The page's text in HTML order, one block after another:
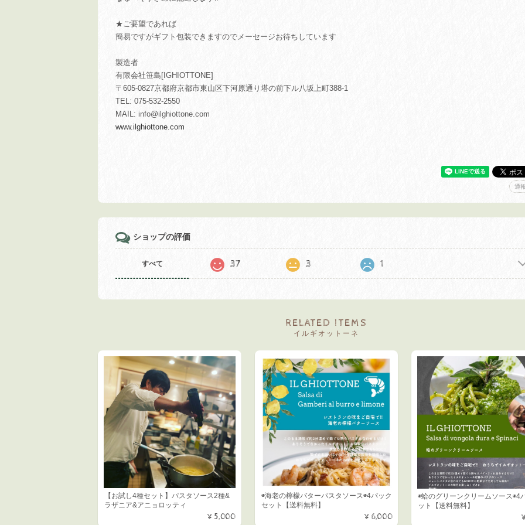
★ご要望であれば
簡易ですがギフト包装できますのでメーセージお待ちしています
製造者
有限会社笹島[IGHIOTTONE]
〒605-0827京都府京都市東山区下河原通り塔の前下ル八坂上町388-1
TEL: 075-532-2550
MAIL: info@ilghiottone.com
www.ilghiottone.com
通
ショップの評価
すべて 37 3 1
RELATED ITEMS
イルギオットーネ
【お試し4種セット】パスタソース2種&
ラザニア&アニョロッティ
¥5,000
◉海老の檸檬バターパスタソース◉4パック
セット【送料無料】
¥6,000
◉蛤のグリーンクリームソース◉4
ット【送料無料】